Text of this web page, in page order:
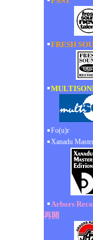
FRESH
Fo(u)r
Xanadu
Arbors
再開